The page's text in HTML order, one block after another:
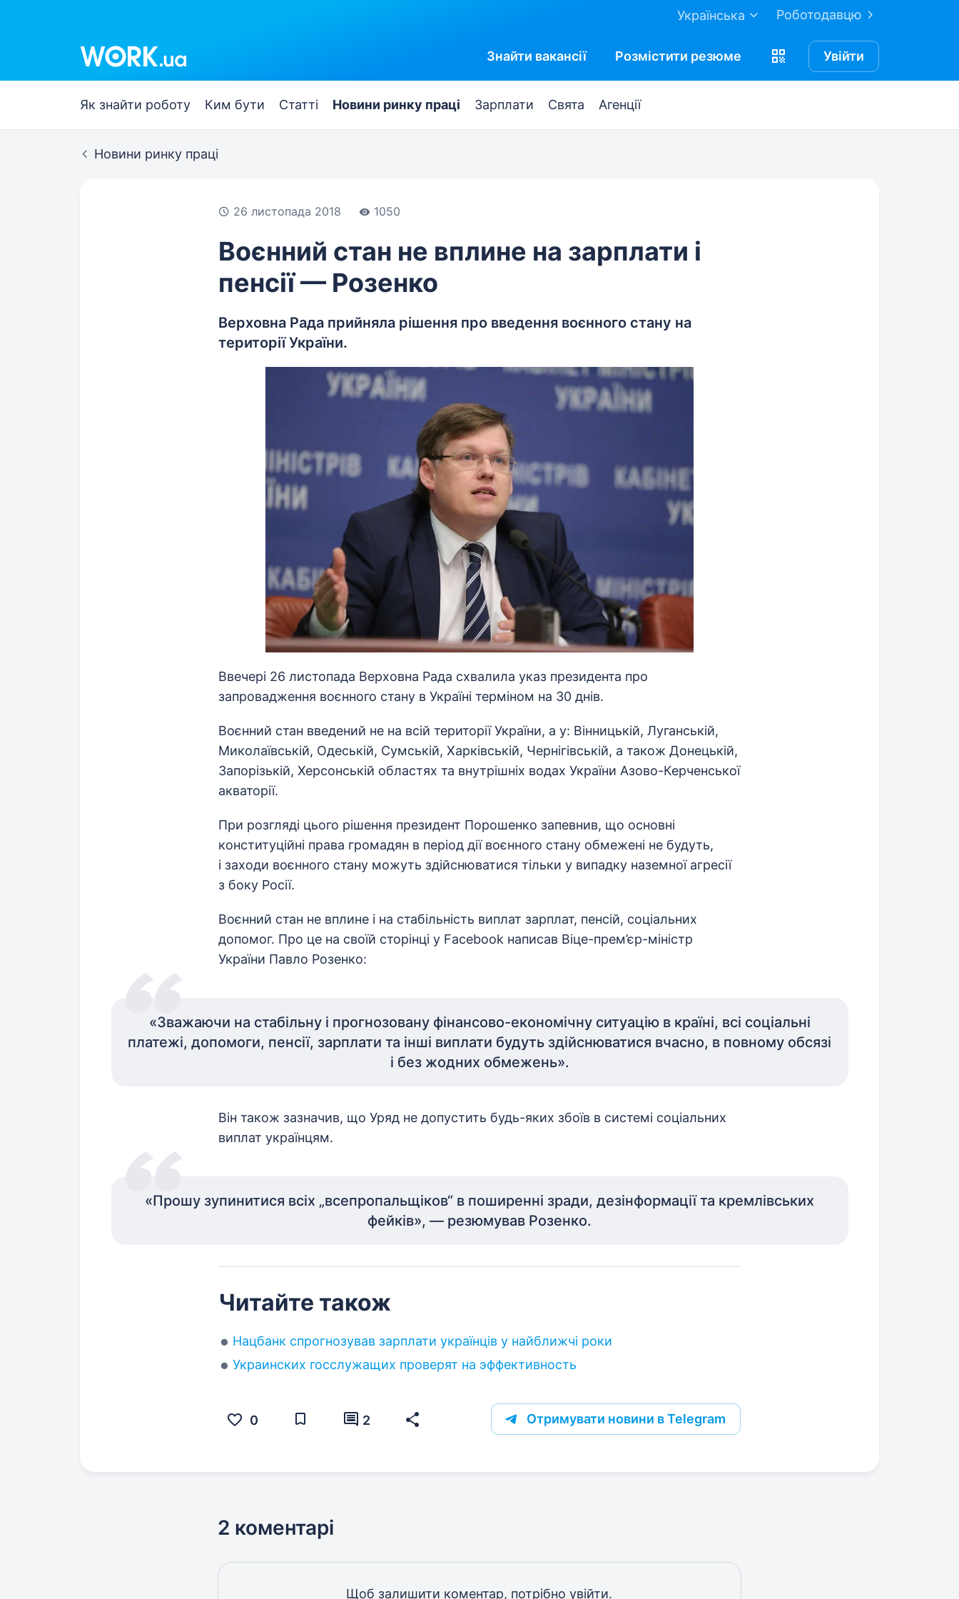
Роботодавцю
Українська
Знайти вакансії Розмістити резюме Увійти
Як знайти роботу Ким бути Статті Новини ринку праці Зарплати Свята Агенції
Новини ринку праці
26 листопада 2018 1050
Воєнний стан не вплине на зарплати і
пенсії — Розенко
Верховна Рада прийняла рішення про введення воєнного стану на
території України.
Ввечері 26 листопада Верховна Рада схвалила указ президента про
запровадження воєнного стану в Україні терміном на 30 днів.
Воєнний стан введений не на всій території України, а у: Вінницькій, Луганській,
Миколаївській, Одеській, Сумській, Харківській, Чернігівській, а також Донецькій,
Запорізькій, Херсонській областях та внутрішніх водах України Азово-Керченської
акваторії.
При розгляді цього рішення президент Порошенко запевнив, що основні
конституційні права громадян в період дії воєнного стану обмежені не будуть,
і заходи воєнного стану можуть здійснюватися тільки у випадку наземної агресії
з боку Росії.
Воєнний стан не вплине і на стабільність виплат зарплат, пенсій, соціальних
допомог. Про це на своїй сторінці у Facebook написав Віце-прем’єр-міністр
України Павло Розенко:
«Зважаючи на стабільну і прогнозовану фінансово-економічну ситуацію в країні, всі соціальні
платежі, допомоги, пенсії, зарплати та інші виплати будуть здійснюватися вчасно, в повному обсязі
і без жодних обмежень».
Він також зазначив, що Уряд не допустить будь-яких збоїв в системі соціальних
виплат українцям.
«Прошу зупинитися всіх „всепропальщіков“ в поширенні зради, дезінформації та кремлівських
фейків», — резюмував Розенко.
Читайте також
Нацбанк спрогнозував зарплати українців у найближчі роки
Украинских госслужащих проверят на эффективность
0 2 Отримувати новини в Telegram
2 коментарі
Щоб залишити коментар, потрібноувійти.